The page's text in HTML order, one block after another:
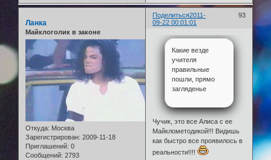
Поделиться 93
2011-
09-22 00:01:01
Ланка
Майклоголик в законе
Откуда: Москва
Зарегистрирован: 2009-11-18
Приглашений: 0
Сообщений: 2793
Какие везде
учителя
правильные
пошли, прямо
загляденье
Чучик, это все Алиса с ее
Майклометодикой!!! Видишь
как быстро все проявилось в
реальности!!!!